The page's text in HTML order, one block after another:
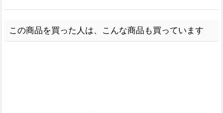
この商品を買った人は、こんな商品も買っています